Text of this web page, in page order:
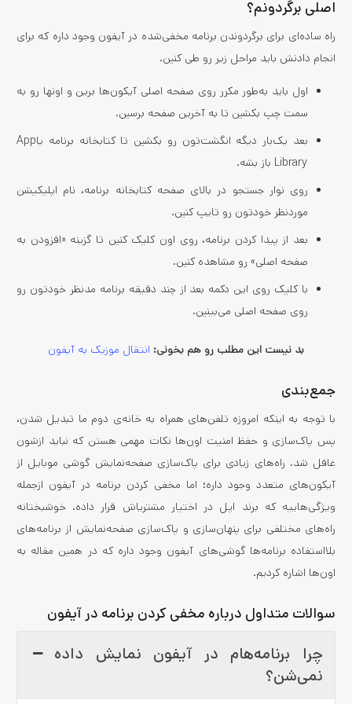
اصلی برگردونم؟
راه ساده‌ای برای برگردوندن برنامه مخفی‌شده در آیفون وجود داره که برای
انجام دادنش باید مراحل زیر رو طی کنین.
اول باید به‌طور مکرر روی صفحه اصلی آیکون‌ها برین و اونها رو به
سمت چپ بکشین تا به آخرین صفحه برسین.
بعد یک‌بار دیگه انگشت‌تون رو بکشین تا کتابخانه برنامه یاApp
Library باز بشه.
روی نوار جستجو در بالای صفحه کتابخانه برنامه، نام اپلیکیشن
موردنظر خودتون رو تایپ کنین.
بعد از پیدا کردن برنامه، روی اون کلیک کنین تا گزینه «افزودن به
صفحه اصلی» رو مشاهده کنین.
با کلیک روی این دکمه بعد از چند دقیقه برنامه مدنظر خودتون رو
روی صفحه اصلی می‌بینین.
بد نیست این مطلب رو هم بخونی: انتقال موزیک به آیفون
جمع‌بندی
با توجه به اینکه امروزه تلفن‌های همراه به خانه‌ی دوم ما تبدیل‌ شدن،
پس پاک‌سازی و حفظ امنیت اون‌ها نکات مهمی هستن که نباید ازشون
غافل شد. راه‌های زیادی برای پاک‌سازی صفحه‌نمایش گوشی موبایل از
آیکون‌های متعدد وجود داره؛ اما مخفی کردن برنامه در آیفون ازجمله
ویژگی‌هاییه که برند اپل در اختیار مشتریاش قرار داده. خوشبختانه
راه‌های مختلفی برای پنهان‌سازی و پاک‌سازی صفحه‌نمایش از برنامه‌های
بلااستفاده برنامه‌ها گوشی‌های آیفون وجود داره که در همین مقاله به
اون‌ها اشاره‌ کردیم.‌
سوالات متداول درباره مخفی کردن برنامه در آیفون
چرا برنامه‌هام در آیفون نمایش داده
نمی‌شن؟